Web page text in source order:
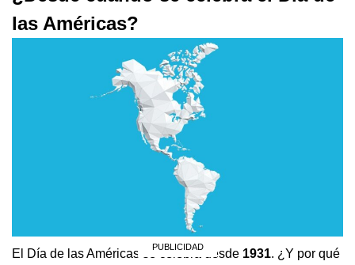
las Américas?
El Día de las Américas se celebra desde 1931. ¿Y por qué